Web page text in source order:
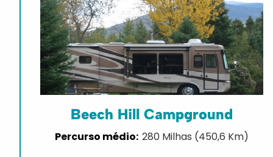
Beech Hill Campground
280 Milhas (450,6 Km)